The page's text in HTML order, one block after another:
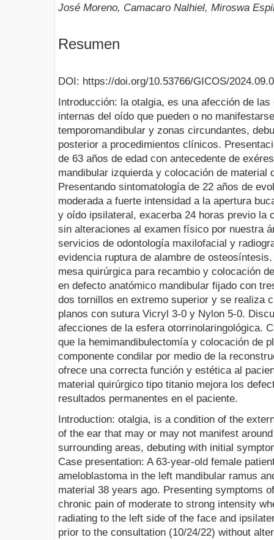
José Moreno, Camacaro Nalhiel, Miroswa
Resumen
DOI: https://doi.org/10.53766/GICOS/
Introducción: la otalgia, es una afección de
internas del oído que pueden o no
temporomandibular y zonas circundantes,
posterior a procedimientos clínicos.
de 63 años de edad con antecedente de
mandibular izquierda y colocación de material
Presentando sintomatología de 22 años de
moderada a fuerte intensidad a la apertura
y oído ipsilateral, exacerba 24 horas previo la
sin alteraciones al examen físico por nuestra
servicios de odontología maxilofacial y
evidencia ruptura de alambre de
mesa quirúrgica para recambio y colocación
en defecto anatómico mandibular fijado con
dos tornillos en extremo superior y se realiza
planos con sutura Vicryl 3-0 y Nylon 5-0.
afecciones de la esfera otorrinolaringológica.
que la hemimandibulectomía y colocación de
componente condilar por medio de la
ofrece una correcta función y estética al
material quirúrgico tipo titanio mejora los
resultados permanentes en el paciente.
Introduction: otalgia, is a condition of the
of the ear that may or may not manifest
surrounding areas, debuting with initial
Case presentation: A 63-year-old female
ameloblastoma in the left mandibular ramus
material 38 years ago. Presenting symptoms
chronic pain of moderate to strong intensity
radiating to the left side of the face and
prior to the consultation (10/24/22) without